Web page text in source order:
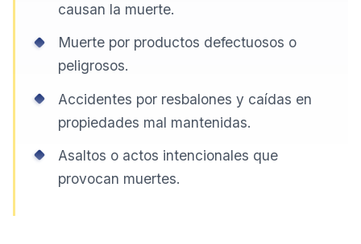
causan la muerte.
Muerte por productos defectuosos o
peligrosos.
Accidentes por resbalones y caídas en
propiedades mal mantenidas.
Asaltos o actos intencionales que
provocan muertes.